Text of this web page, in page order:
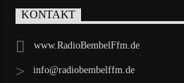
KONTAKT
www.RadioBembelFfm.de
info@radiobembelffm.de